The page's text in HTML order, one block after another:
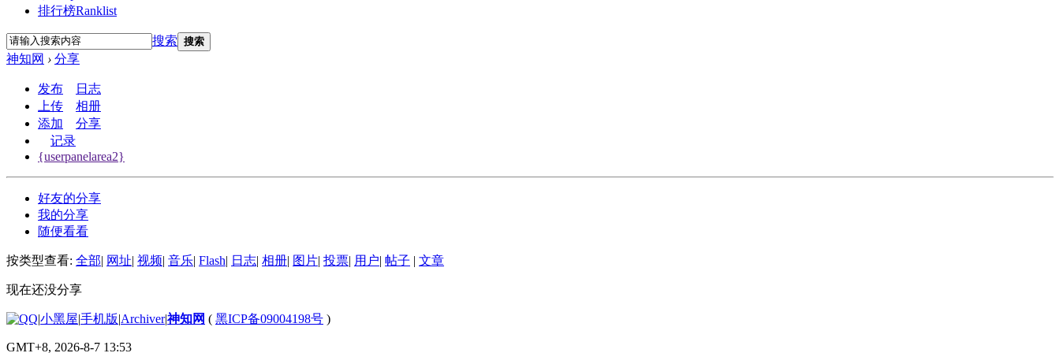
排行榜Ranklist
搜索 搜索
神知网 › 分享
发布
日志
上传
相册
添加
分享
记录
{userpanelarea2}
好友的分享
我的分享
随便看看
按类型查看: 全部| 网址| 视频| 音乐| Flash| 日志| 相册| 图片| 投票| 用户| 帖子 | 文章
现在还没分享
|小黑屋|手机版|Archiver|神知网 ( 黑ICP备09004198号 )
GMT+8, 2026-8-7 13:53